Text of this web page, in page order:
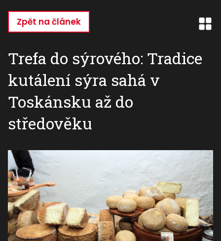
hlavnímu
Zpět na článek
Trefa do sýrového: Tradice
kutálení sýra sahá v
Toskánsku až do
středověku